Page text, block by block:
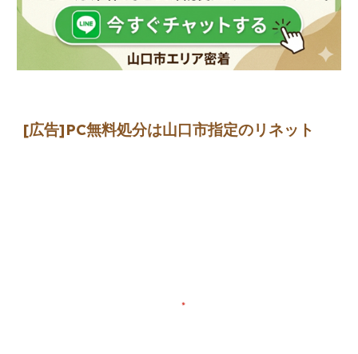
[広告]PC無料処分は山口市指定のリネット